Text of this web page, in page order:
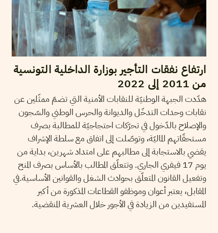
ارتفاع نفقات التأجير بوزارة الداخلية التونسية
من 2011 إلى 2022
هدّدت الجبهة الوطنيّة للنقابات الأمنية التي تضمّ ممثّلين عن
نقابات وحدات التدخّل والديوانة والحرس الوطني والسّجون
والإصلاح بالدّخول في تحرّكات احتجاجيّة للمطالبة بصرف
مستحقّاتهم الماليّة، وتوصّلت إلى اتفاق مع سلطة الإشراف
يقضي بالاستجابة إلى مطالبهم على امتداد شهرين، بداية من
يوم 17 فيفري الجاري. وتتعلّق المطالب بالأساس بصرف المنح
وتفعيل القانون المتعلّق بحوادث الشغل والقوانين الأساسية.في
المقابل، يعتبر أعوان وموظفو القطاعات المذكورة من أكبر
المستفيدين من الزيادة في الأجور خلال العشرية المنقضية.